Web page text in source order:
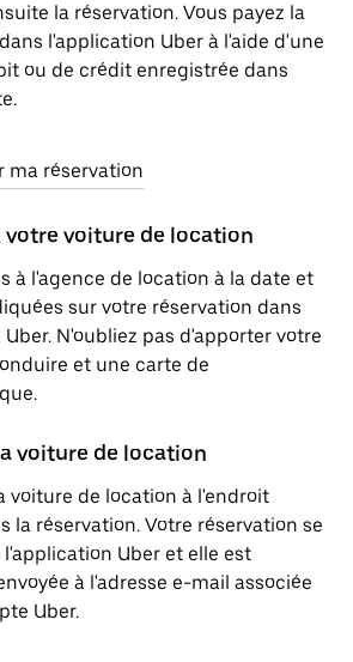
la réservation. Vous payez la
l'application Uber à l'aide d'une
ou de crédit enregistrée dans
ma réservation
votre voiture de location
à l'agence de location à la date et
sur votre réservation dans
N'oubliez pas d'apporter votre
et une carte de
voiture de location
voiture de location à l'endroit
la réservation. Votre réservation se
Uber et elle est
à l'adresse e-mail associée
Uber.